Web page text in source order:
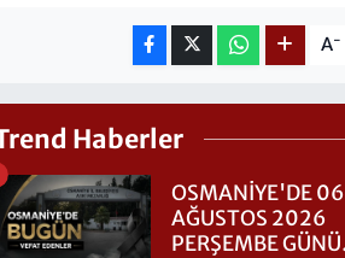
A-
Haberler
OSMANİYE'DE 06
AĞUSTOS 2026
PERŞEMBE GÜNÜ